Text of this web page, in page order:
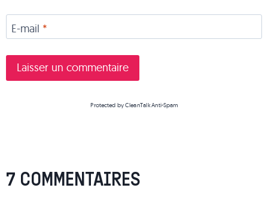
E-mail *
Protected byCleanTalk Anti-Spam
7 COMMENTAIRES